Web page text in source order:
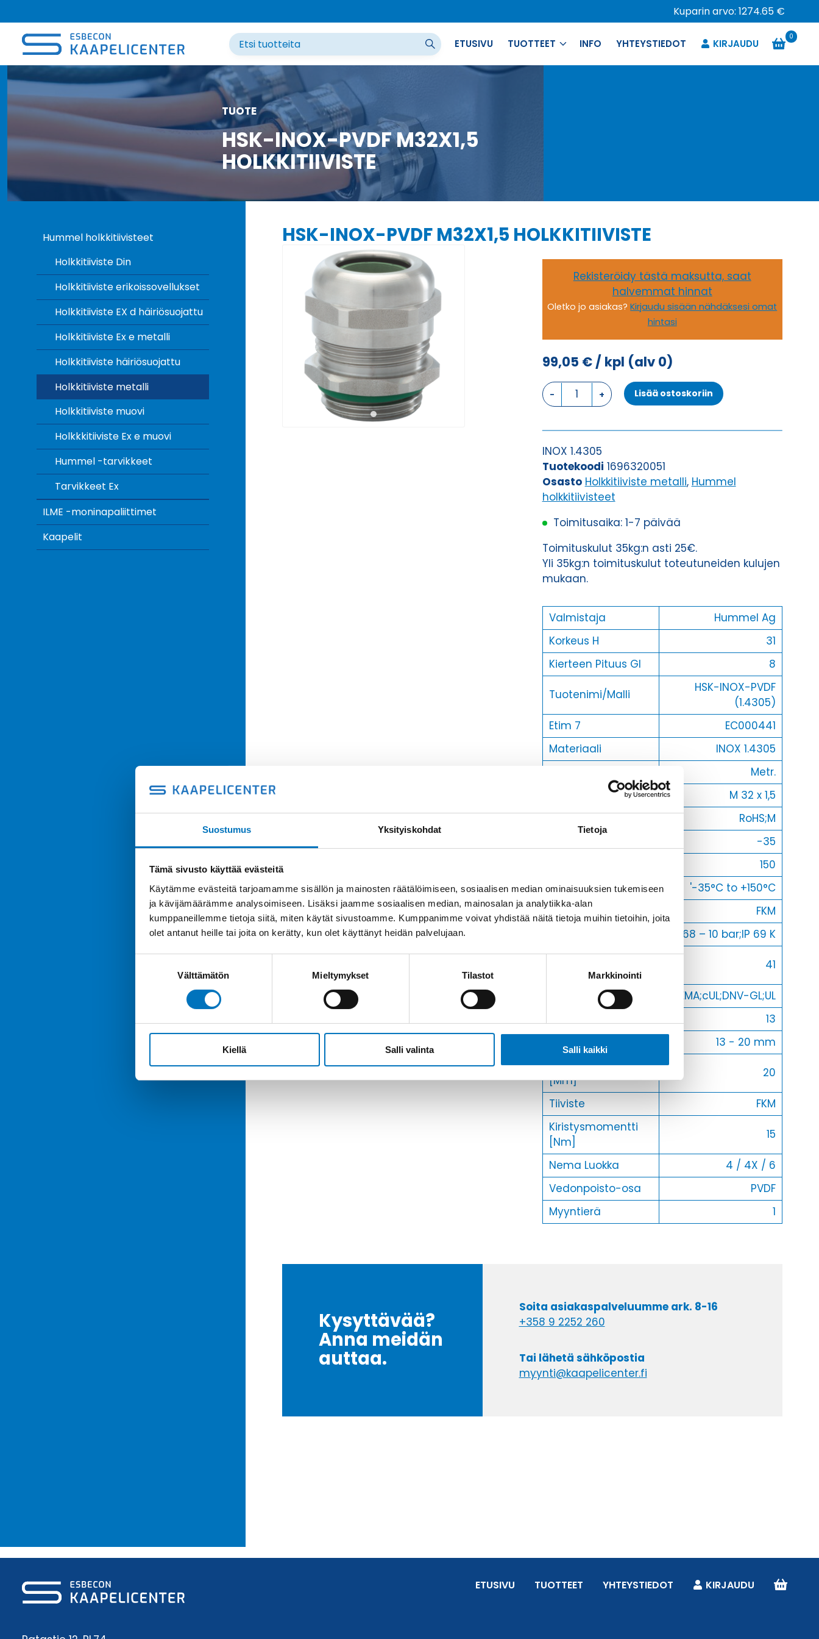
Suostumus Yksityiskohdat Tietoja
Tämä sivusto käyttää evästeitä
Käytämme evästeitä tarjoamamme sisällön ja mainosten räätälöimiseen, sosiaalisen median ominaisuuksien tukemiseen
ja kävijämäärämme analysoimiseen. Lisäksi jaamme sosiaalisen median, mainosalan ja analytiikka-alan
kumppaneillemme tietoja siitä, miten käytät sivustoamme. Kumppanimme voivat yhdistää näitä tietoja muihin tietoihin, joita
olet antanut heille tai joita on kerätty, kun olet käyttänyt heidän palvelujaan.
Välttämätön Mieltymykset Tilastot Markkinointi
Kiellä Salli valinta Salli kaikki
sisältöön
Kuparin arvo: 1274.65 €
ETUSIVU TUOTTEET INFO YHTEYSTIEDOT KIRJAUDU
0
TUOTE
HSK-INOX-PVDF M32X1,5
HOLKKITIIVISTE
Hummel holkkitiivisteet
Holkkitiiviste Din
Holkkitiiviste erikoissovellukset
Holkkitiiviste EX d häiriösuojattu
Holkkitiiviste Ex e metalli
Holkkitiiviste häiriösuojattu
Holkkitiiviste metalli
Holkkitiiviste muovi
Holkkkitiiviste Ex e muovi
Hummel -tarvikkeet
Tarvikkeet Ex
ILME -moninapaliittimet
Kaapelit
HSK-INOX-PVDF M32X1,5 HOLKKITIIVISTE
Rekisteröidy tästä maksutta, saat
halvemmat hinnat
Oletko jo asiakas?Kirjaudu sisään nähdäksesi omat
hintasi
99,05 €/ kpl (alv 0)
HSK-
INOX-
M32X1,5
HOLKKITIIVISTE
määrä
Lisää ostoskoriin
INOX 1.4305
Tuotekoodi 1696320051
Osasto Holkkitiiviste metalli, Hummel
holkkitiivisteet
Toimitusaika: 1-7 päivää
Toimituskulut 35kg:n asti 25€.
Yli 35kg:n toimituskulut toteutuneiden kulujen
mukaan.
Valmistaja
Hummel Ag
Korkeus H
31
Kierteen Pituus Gl
8
Tuotenimi/Malli
HSK-INOX-PVDF
(1.4305)
Etim 7
EC000441
Materiaali
INOX 1.4305
Metr.
Ulkokierre Ag
M 32 x 1,5
Normen
RoHS;M
-35
150
Käyttölämpötila
'-35°C to +150°C
O-Rengas
FKM
IP 68 – 10 bar;IP 69 K
Avaimenkuva 1
41
Setrifikaatti Logot
NEMA;cUL;DNV-GL;UL
13
13 - 20 mm
Halkaisija Max.
[Mm]
20
Tiiviste
FKM
Kiristysmomentti
[Nm]
15
Nema Luokka
4 / 4X / 6
Vedonpoisto-osa
PVDF
Myyntierä
1
Kysyttävää?
Anna meidän
auttaa.
Soita asiakaspalveluumme ark. 8-16
+358 9 2252 260
Tai lähetä sähköpostia
myynti@kaapelicenter.fi
ETUSIVU TUOTTEET YHTEYSTIEDOT KIRJAUDU